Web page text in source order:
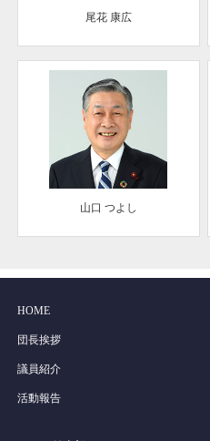
尾花 康広
山口 つよし
HOME
団長挨拶
議員紹介
活動報告